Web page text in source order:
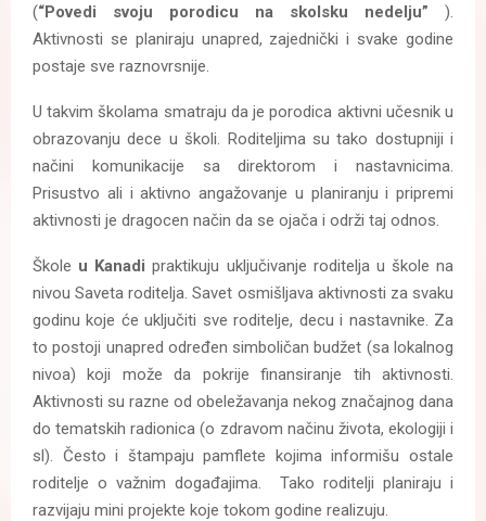
(“Povedi svoju porodicu na skolsku nedelju” ).
Aktivnosti se planiraju unapred, zajednički i svake godine
postaje sve raznovrsnije.
U takvim školama smatraju da je porodica aktivni učesnik u
obrazovanju dece u školi. Roditeljima su tako dostupniji i
načini komunikacije sa direktorom i nastavnicima.
Prisustvo ali i aktivno angažovanje u planiranju i pripremi
aktivnosti je dragocen način da se ojača i održi taj odnos.
Škole u Kanadipraktikuju uključivanje roditelja u škole na
nivou Saveta roditelja. Savet osmišljava aktivnosti za svaku
godinu koje će uključiti sve roditelje, decu i nastavnike. Za
to postoji unapred određen simboličan budžet (sa lokalnog
nivoa) koji može da pokrije finansiranje tih aktivnosti.
Aktivnosti su razne od obeležavanja nekog značajnog dana
do tematskih radionica (o zdravom načinu života, ekologiji i
sl). Često i štampaju pamflete kojima informišu ostale
roditelje o važnim događajima. Tako roditelji planiraju i
razvijaju mini projekte koje tokom godine realizuju.